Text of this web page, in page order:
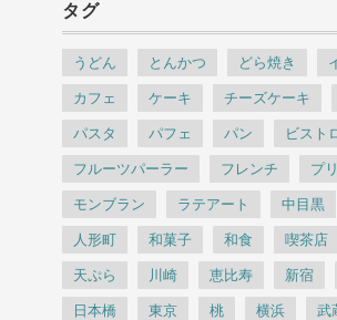
タグ
うどん とんかつ どら焼き
カフェ ケーキ チーズケーキ
パスタ パフェ パン ビスト
フルーツパーラー フレンチ プ
モンブラン ラテアート 中目黒
人形町 和菓子 和食 喫茶店
天ぷら 川崎 恵比寿 新宿
日本橋 東京 桃 横浜 武